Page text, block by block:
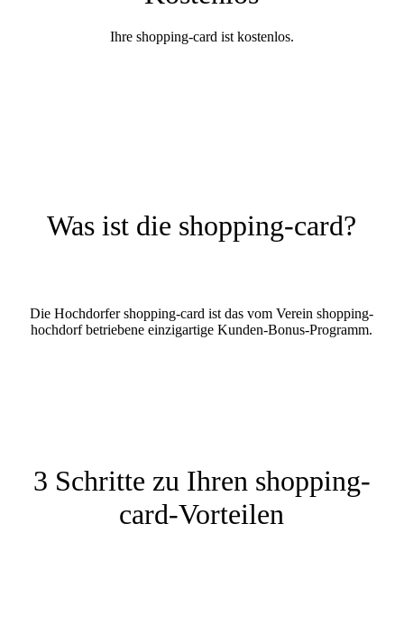
Ihre shopping-card ist kostenlos.
Was ist die shopping-card?
Die Hochdorfer shopping-card ist das vom Verein shopping-
hochdorf betriebene einzigartige Kunden-Bonus-Programm.
3 Schritte zu Ihren shopping-
card-Vorteilen